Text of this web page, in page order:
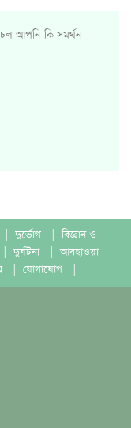
আপনি কি সমর্থন
দুর্ভোগ
বিজ্ঞান ও
দুর্ঘটনা
আবহাওয়া
যোগাযোগ